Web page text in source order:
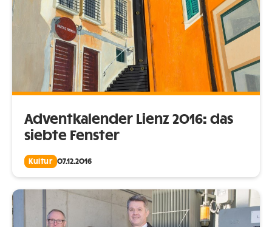
Adventkalender Lienz 2016: das
siebte Fenster
Kultur 07.12.2016